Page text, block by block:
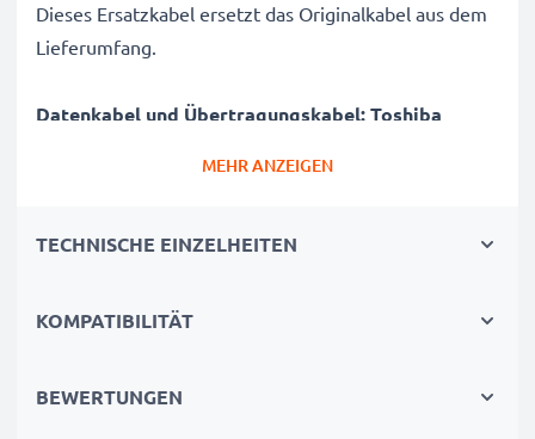
Dieses Ersatzkabel ersetzt das Originalkabel aus dem
Lieferumfang.
Datenkabel und Übertragungskabel: Toshiba
anschließen (Interfacekabel, Computerkabel)
Videos, Fotos von Digitalkamera auf PC übertragen
MEHR ANZEIGEN
TECHNISCHE EINZELHEITEN
KOMPATIBILITÄT
BEWERTUNGEN